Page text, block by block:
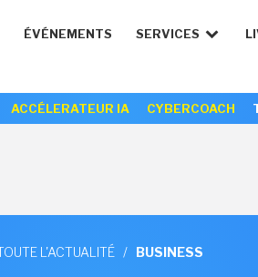
ÉVÉNEMENTS SERVICES
ACCÉLERATEUR IA CYBERCOACH
L'ACTUALITÉ / BUSINESS